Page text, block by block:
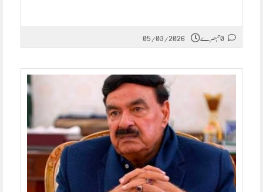
05/03/2026